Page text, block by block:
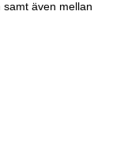
även mellan